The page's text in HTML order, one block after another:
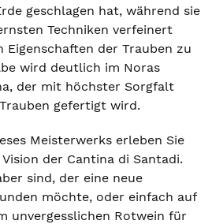
geschlagen hat, während sie
Techniken verfeinert
Eigenschaften der Trauben zu
wird deutlich im Noras
der mit höchster Sorgfalt
gefertigt wird.
Meisterwerks erleben Sie
der Cantina di Santadi.
sind, der eine neue
möchte, oder einfach auf
unvergesslichen Rotwein für